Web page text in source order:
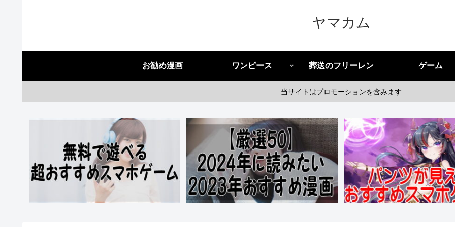
ヤマカム
お勧め漫画 ワンピース 葬送のフリーレン ゲーム
当サイトはプロモーションを含みます